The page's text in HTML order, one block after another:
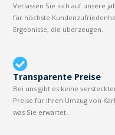
Verlassen Sie sich auf unsere
für höchste
Ergebnisse, die überzeugen.
Transparente Preise
Bei uns gibt es keine
Preise für Ihren Umzug von
was Sie erwartet.